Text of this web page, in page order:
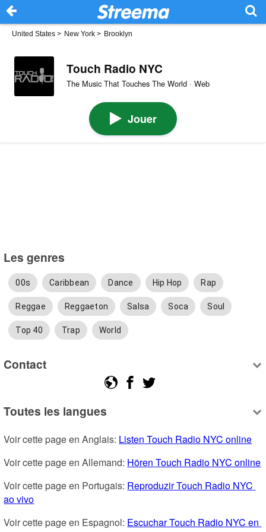
United States > New York > Brooklyn
Touch Radio NYC
The Music That Touches The World · Web
Jouer
Les genres
00s Caribbean Dance Hip Hop Rap
Reggae Reggaeton Salsa Soca Soul
Top 40 Trap World
Contact
Toutes les langues
Voir cette page en Anglais: Listen Touch Radio NYC online
Voir cette page en Allemand: Hören Touch Radio NYC online
Voir cette page en Portugais: Reproduzir Touch Radio NYC
ao vivo
Voir cette page en Espagnol: Escuchar Touch Radio NYC en